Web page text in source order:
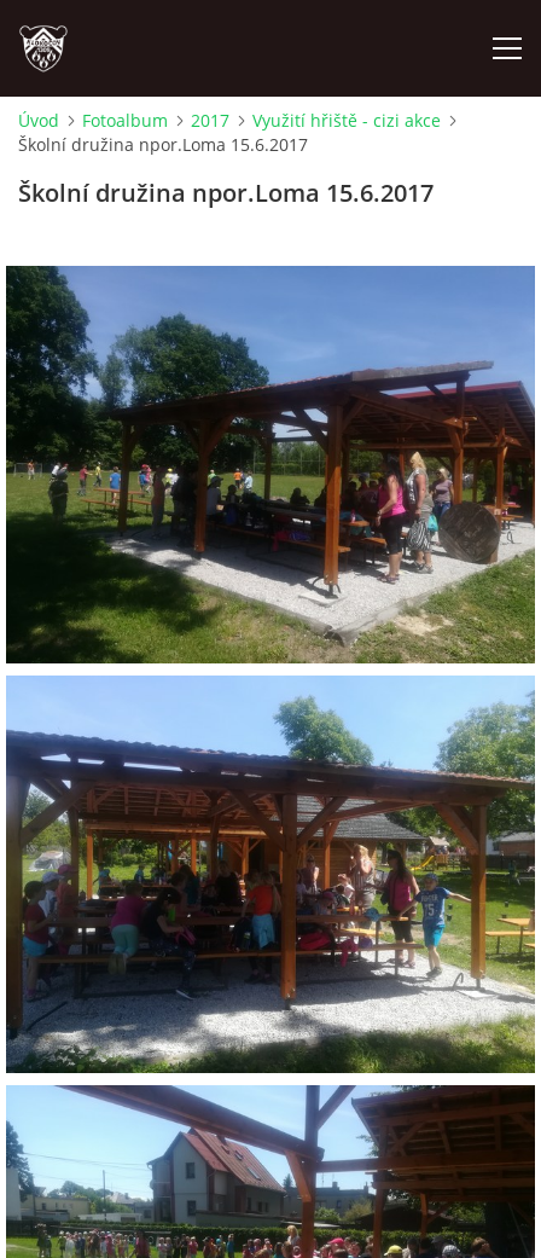
ÚVOD
PROBĚHLÉ AKCE
NOVINKY
FOTOALBUM
VIDEA
INTERNÍ SEKCE
KONTAKTY
© 2026 eStránky.cz
Úvod Fotoalbum 2017
Využití hřiště - cizi akce
Školní družina npor.Loma 15.6.2017
Školní družina npor.Loma 15.6.2017